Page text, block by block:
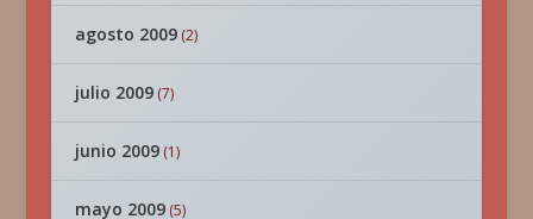
agosto 2009(2)
julio 2009(7)
junio 2009(1)
mayo 2009(5)